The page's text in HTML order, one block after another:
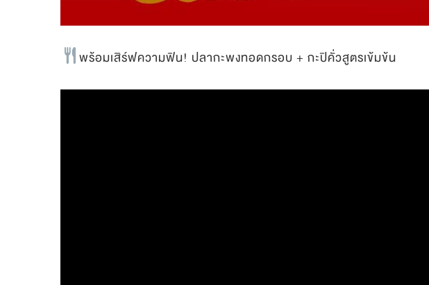
พร้อมเสิร์ฟความฟิน! ปลากะพงทอดกรอบ + กะปิคั่วสูตรเข้มข้น